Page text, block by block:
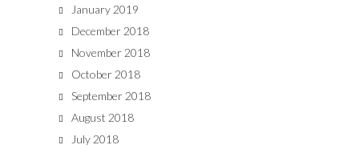
January 2019
December 2018
November 2018
October 2018
September 2018
August 2018
July 2018